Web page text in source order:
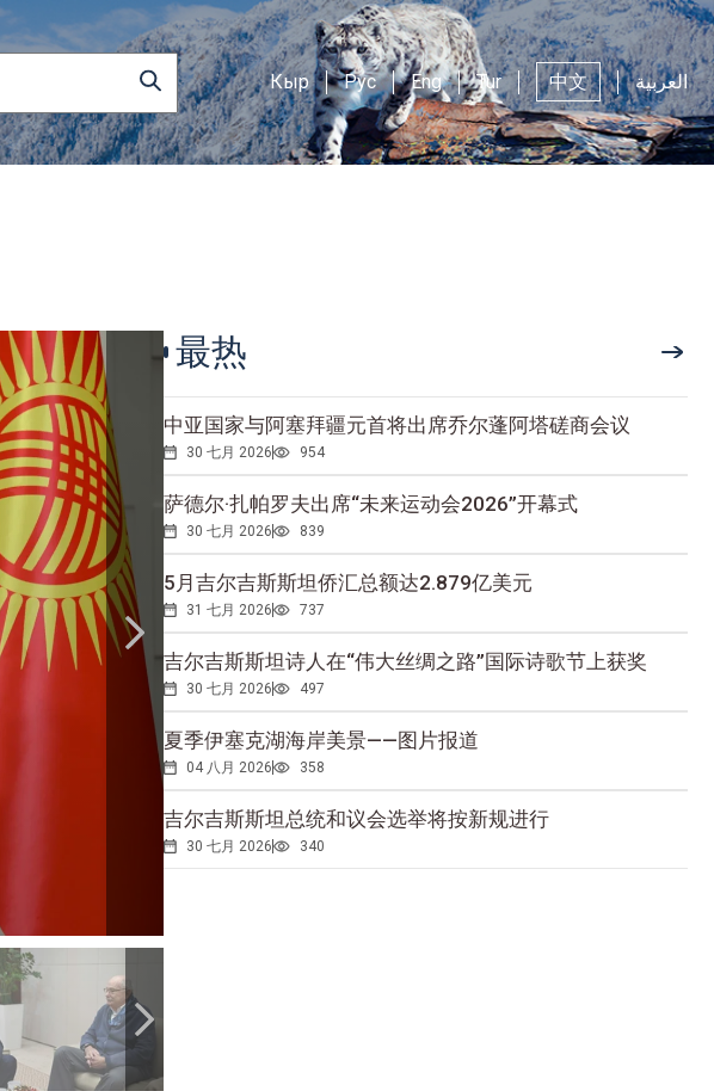
Кыр Рус Eng Tur 中文 العربية
最热
中亚国家与阿塞拜疆元首将出席乔尔蓬阿塔磋商会议
30 七月 2026 954
萨德尔·扎帕罗夫出席“未来运动会2026”开幕式
30 七月 2026 839
5月吉尔吉斯斯坦侨汇总额达2.879亿美元
31 七月 2026 737
吉尔吉斯斯坦诗人在“伟大丝绸之路”国际诗歌节上获奖
30 七月 2026 497
夏季伊塞克湖海岸美景——图片报道
04 八月 2026 358
吉尔吉斯斯坦总统和议会选举将按新规进行
30 七月 2026 340